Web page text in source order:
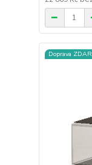
Doprava